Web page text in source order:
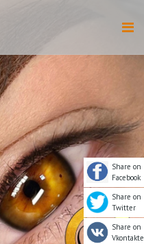
Share on
Facebook
Share on
Twitter
Share on
Vkontakte